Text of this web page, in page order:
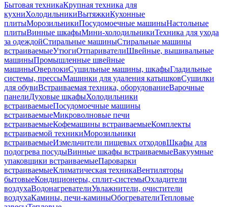
Бытовая техникаКрупная техника для
кухниХолодильникиВытяжкиКухонные
плитыМорозильникиПосудомоечные машиныНастольные
плитыВинные шкафыМини-холодильникиТехника для ухода
за одеждойСтиральные машиныСтиральные машины
встраиваемыеУтюгиОтпаривателиШвейные, вышивальные
машиныПромышленные швейные
машиныОверлокиСушильные машины, шкафыГладильные
системы, прессыМашинки для удаления катышковСушилки
для обувиВстраиваемая техника, оборудованиеВарочные
панелиДуховые шкафыХолодильники
встраиваемыеПосудомоечные машины
встраиваемыеМикроволновые печи
встраиваемыеКофемашины встраиваемыеКомплекты
встраиваемой техникиМорозильники
встраиваемыеИзмельчители пищевых отходовШкафы для
подогрева посудыВинные шкафы встраиваемыеВакуумные
упаковщики встраиваемыеПароварки
встраиваемыеКлиматическая техникаВентиляторы
бытовыеКондиционеры, сплит-системыОхладители
воздухаВодонагревателиУвлажнители, очистители
воздухаКамины, печи-каминыОбогревателиТепловые